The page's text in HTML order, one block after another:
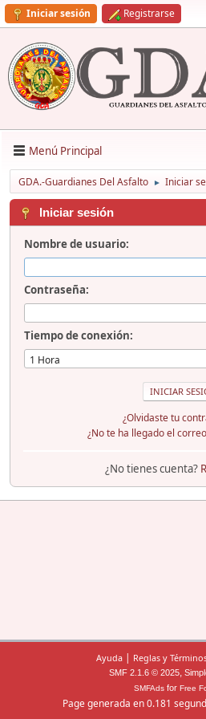
Iniciar sesión Registrarse
Menú Principal
GDA.-Guardianes Del Asfalto ► Iniciar
Iniciar sesión
Nombre de usuario:
Contraseña:
Tiempo de conexión:
¿Olvidaste tu
¿No te ha llegado el
¿No tienes cuenta?
Ayuda | Reglas y
SMF 2.1.6 © 2025,
SMFAdsfor Free
Page generada en 0.181